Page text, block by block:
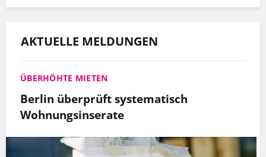
AKTUELLE MELDUNGEN
ÜBERHÖHTE MIETEN
Berlin überprüft systematisch
Wohnungsinserate